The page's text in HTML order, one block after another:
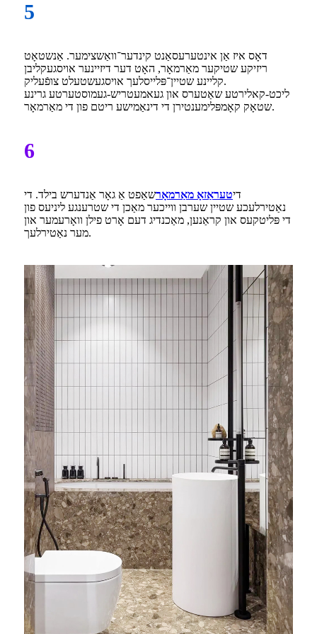
5
דאָס איז אַן אינטערעסאַנט קינדער־וואַשצימער. אַנשטאָט
ריזיקע שטיקער מאַרמאָר, האָט דער דיזיינער אויסגעקליבן
קליינע שטיין־פּלייסלעך אויסגעשטעלט צופֿעליק.
ליכט-קאלירטע שאַטערס און געאמעטריש-געמוסטערטע גרינע
שטאָק קאָמפּלימענטירן די דינאַמישע ריטם פון די מאַרמאָר.
6
דיטעראַזאָ מאַרמאָרשאַפט אַ גאָר אַנדערש בילד. די
נאַטירלעכע שטיין שערבן ווייכער מאַכן די שטרענגע ליניעס פון
די פּליטקעס און קראַנען, מאַכנדיג דעם אָרט פילן וואָרעמער און
מער נאַטירלעך.